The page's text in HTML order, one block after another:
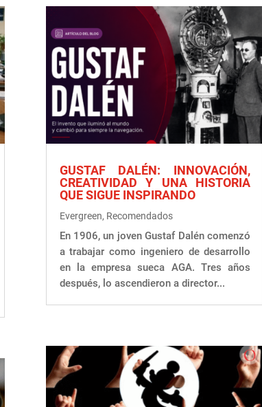
GUSTAF DALÉN: INNOVACIÓN,
CREATIVIDAD Y UNA HISTORIA
QUE SIGUE INSPIRANDO
Evergreen, Recomendados
En 1906, un joven Gustaf Dalén comenzó
a trabajar como ingeniero de desarrollo
en la empresa sueca AGA. Tres años
después, lo ascendieron a director...